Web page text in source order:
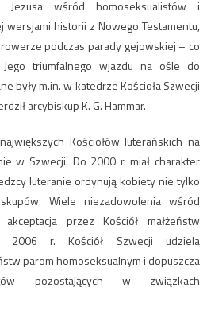
Jezusa wśród homoseksualistów i
wersjami historii z Nowego Testamentu,
podczas parady gejowskiej – co
triumfalnego wjazdu na ośle do
były m.in. w katedrze Kościoła Szwecji
arcybiskup K. G. Hammar.
Kościołów luterańskich na
w Szwecji. Do 2000 r. miał charakter
luteranie ordynują kobiety nie tylko
Wiele niezadowolenia wśród
przez Kościół małżeństw
2006 r. Kościół Szwecji udziela
parom homoseksualnym i dopuszcza
pozostających w związkach